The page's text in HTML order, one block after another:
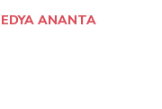
ANANTA